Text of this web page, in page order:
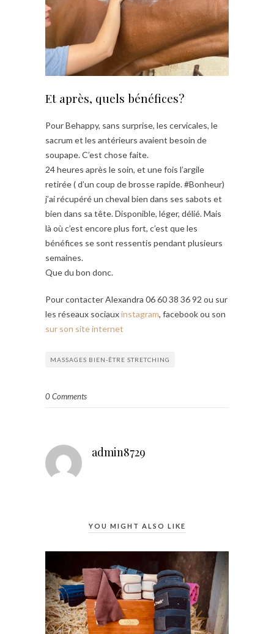
Et après, quels bénéfices?
Pour Behappy, sans surprise, les cervicales, le
sacrum et les antérieurs avaient besoin de
soupape. C’est chose faite.
24 heures après le soin, et une fois l’argile
retirée ( d’un coup de brosse rapide. #Bonheur)
j’ai récupéré un cheval bien dans ses sabots et
bien dans sa tête. Disponible, léger, délié. Mais
là où c’est encore plus fort, c’est que les
bénéfices se sont ressentis pendant plusieurs
semaines.
Que du bon donc.
Pour contacter Alexandra 06 60 38 36 92 ou sur
les réseaux sociauxinstagram, facebook ou son
sur son site internet
MASSAGES BIEN-ÊTRE STRETCHING
0 Comments
admin8729
YOU MIGHT ALSO LIKE